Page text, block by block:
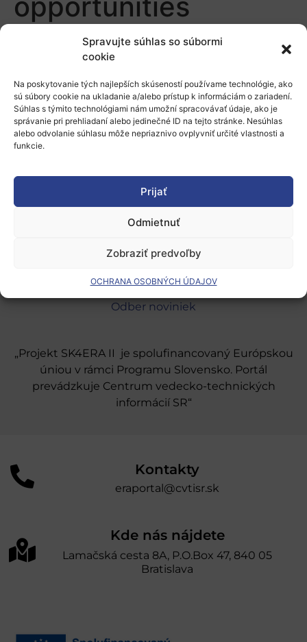
Spravujte súhlas so súbormi
cookie
Na poskytovanie tých najlepších skúseností používame technológie, ako
sú súbory cookie na ukladanie a/alebo prístup k informáciám o zariadení.
Súhlas s týmito technológiami nám umožní spracovávať údaje, ako je
správanie pri prehliadaní alebo jedinečné ID na tejto stránke. Nesúhlas
alebo odvolanie súhlasu môže nepriaznivo ovplyvniť určité vlastnosti a
funkcie.
Prijať
Odmietnuť
Zobraziť predvoľby
OCHRANA OSOBNÝCH ÚDAJOV
Pridaj komentár
Prepáčte, ale pred zanechaním komentára sa musíte
prihlásiť.
Európsky výskumný priestor
Oblasti našej podpory
Podporné schémy a služby
Grantové programy pre výskum
Odber noviniek
„Projekt SK4ERA II je spolufinancovaný Európskou
úniou v rámci Programu Slovensko. Portál
prevádzkuje Centrum vedecko-technických
informácií SR“
Kontakty
eraportal@cvtisr.sk
Kde nás nájdete
Lamačská cesta 8A, P.O.Box 47, 840 05
Bratislava